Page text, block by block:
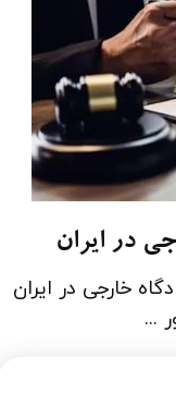
در ایران
خارجی در ایران
...